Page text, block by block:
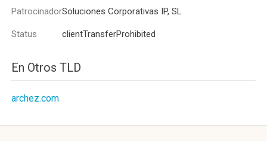
PatrocinadorSoluciones Corporativas IP, SL
Status clientTransferProhibited
En Otros TLD
archez.com